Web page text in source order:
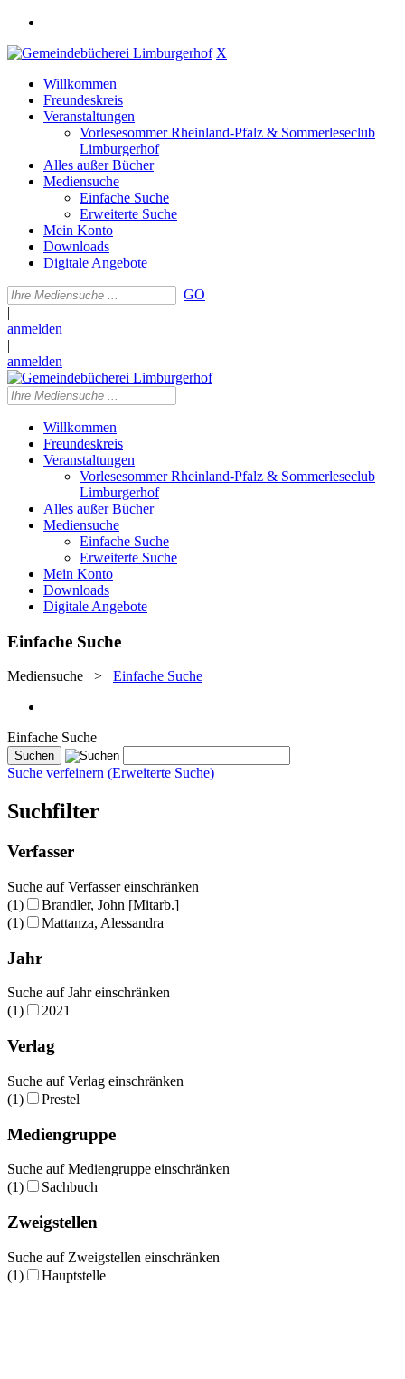
X
Willkommen
Freundeskreis
Veranstaltungen
Vorlesesommer Rheinland-Pfalz & Sommerleseclub
Limburgerhof
Alles außer Bücher
Mediensuche
Einfache Suche
Erweiterte Suche
Mein Konto
Downloads
Digitale Angebote
GO
|
anmelden
|
anmelden
Willkommen
Freundeskreis
Veranstaltungen
Vorlesesommer Rheinland-Pfalz & Sommerleseclub
Limburgerhof
Alles außer Bücher
Mediensuche
Einfache Suche
Erweiterte Suche
Mein Konto
Downloads
Digitale Angebote
Einfache Suche
Mediensuche > Einfache Suche
Einfache Suche
Suche verfeinern (Erweiterte Suche)
Suchfilter
Verfasser
Suche auf Verfasser einschränken
(1)
Brandler, John [Mitarb.]
(1)
Mattanza, Alessandra
Jahr
Suche auf Jahr einschränken
(1)
2021
Verlag
Suche auf Verlag einschränken
(1)
Prestel
Mediengruppe
Suche auf Mediengruppe einschränken
(1)
Sachbuch
Zweigstellen
Suche auf Zweigstellen einschränken
(1)
Hauptstelle